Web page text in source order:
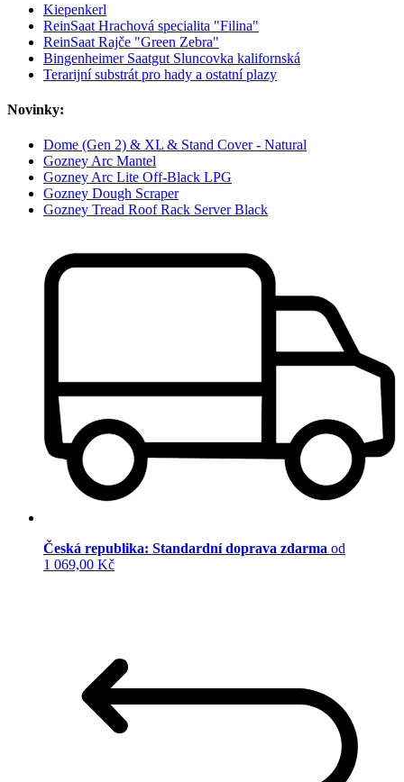
Kiepenkerl
ReinSaat Hrachová specialita "Filina"
ReinSaat Rajče "Green Zebra"
Bingenheimer Saatgut Sluncovka kalifornská
Terarijní substrát pro hady a ostatní plazy
Novinky:
Dome (Gen 2) & XL & Stand Cover - Natural
Gozney Arc Mantel
Gozney Arc Lite Off-Black LPG
Gozney Dough Scraper
Gozney Tread Roof Rack Server Black
Česká republika: Standardní doprava zdarma od
1 069,00 Kč